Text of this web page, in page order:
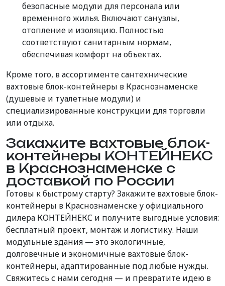
безопасные модули для персонала или
временного жилья. Включают санузлы,
отопление и изоляцию. Полностью
соответствуют санитарным нормам,
обеспечивая комфорт на объектах.
Кроме того, в ассортименте сантехнические
вахтовые блок-контейнеры в Краснознаменске
(душевые и туалетные модули) и
специализированные конструкции для торговли
или отдыха.
Закажите вахтовые блок-
контейнеры КОНТЕЙНЕКС
в Краснознаменске с
доставкой по России
Готовы к быстрому старту? Закажите вахтовые блок-
контейнеры в Краснознаменске у официального
дилера КОНТЕЙНЕКС и получите выгодные условия:
бесплатный проект, монтаж и логистику. Наши
модульные здания — это экологичные,
долговечные и экономичные вахтовые блок-
контейнеры, адаптированные под любые нужды.
Свяжитесь с нами сегодня — и превратите идею в